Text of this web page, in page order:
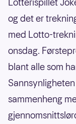
og det er
med Lotto-
onsdag.
blant alle som
sammenheng